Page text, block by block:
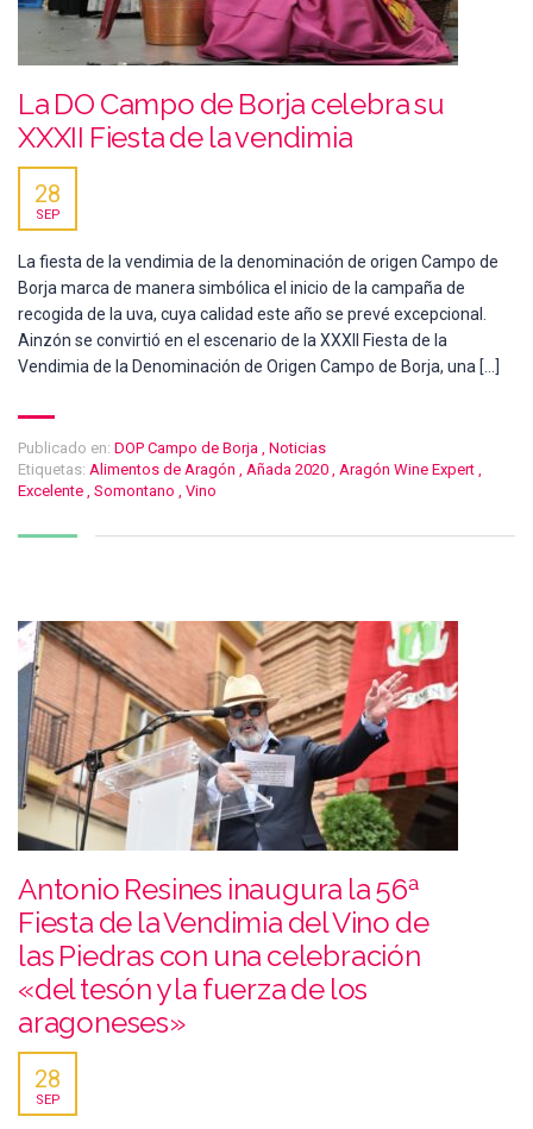
La DO Campo de Borja celebra su
XXXII Fiesta de la vendimia
28
SEP
La fiesta de la vendimia de la denominación de origen Campo de
Borja marca de manera simbólica el inicio de la campaña de
recogida de la uva, cuya calidad este año se prevé excepcional.
Ainzón se convirtió en el escenario de la XXXII Fiesta de la
Vendimia de la Denominación de Origen Campo de Borja, una […]
Publicado en: DOP Campo de Borja , Noticias
Etiquetas: Alimentos de Aragón , Añada 2020 , Aragón Wine Expert ,
Excelente , Somontano , Vino
Antonio Resines inaugura la 56ª
Fiesta de la Vendimia del Vino de
las Piedras con una celebración
«del tesón y la fuerza de los
aragoneses»
28
SEP